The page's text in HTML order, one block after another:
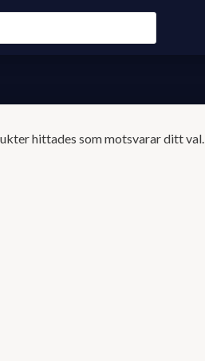
hittades som motsvarar ditt val.